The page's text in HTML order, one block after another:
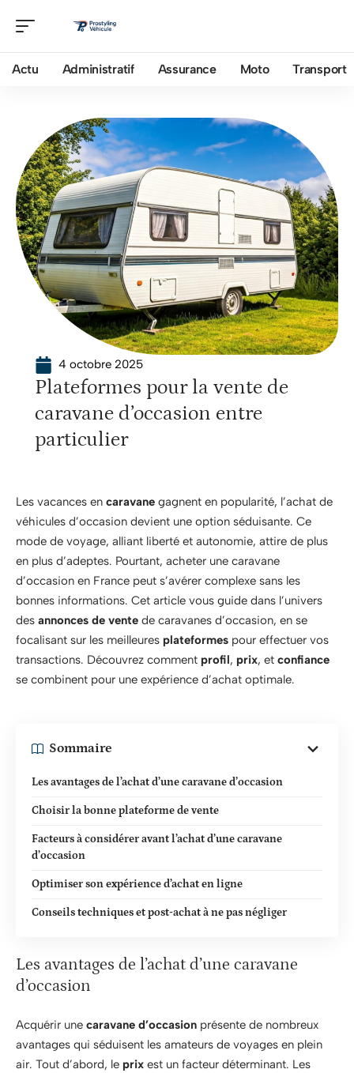
Actu Administratif Assurance Moto Transport
4 octobre 2025
Plateformes pour la vente de
caravane d’occasion entre
particulier
Les vacances en caravane gagnent en popularité, l’achat de
véhicules d’occasion devient une option séduisante. Ce
mode de voyage, alliant liberté et autonomie, attire de plus
en plus d’adeptes. Pourtant, acheter une caravane
d’occasion en France peut s’avérer complexe sans les
bonnes informations. Cet article vous guide dans l’univers
des annonces de vente de caravanes d’occasion, en se
focalisant sur les meilleures plateformes pour effectuer vos
transactions. Découvrez comment profil, prix, et confiance
se combinent pour une expérience d’achat optimale.
Sommaire
Les avantages de l’achat d’une caravane d’occasion
Choisir la bonne plateforme de vente
Facteurs à considérer avant l’achat d’une caravane
d’occasion
Optimiser son expérience d’achat en ligne
Conseils techniques et post-achat à ne pas négliger
Les avantages de l’achat d’une caravane
d’occasion
Acquérir une caravane d’occasion présente de nombreux
avantages qui séduisent les amateurs de voyages en plein
air. Tout d’abord, le prix est un facteur déterminant. Les